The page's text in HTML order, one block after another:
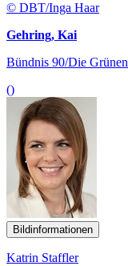
© DBT/Inga Haar
Gehring, Kai
Bündnis 90/Die Grünen
()
Bildinformationen
Katrin Staffler